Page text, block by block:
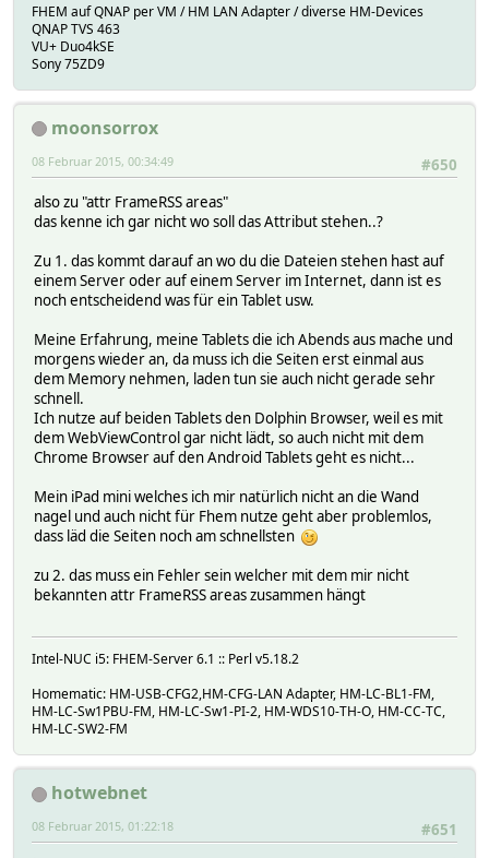
FHEM auf QNAP per VM / HM LAN Adapter / diverse HM-Devices
QNAP TVS 463
VU+ Duo4kSE
Sony 75ZD9
moonsorrox
#650
08 Februar 2015, 00:34:49
also zu "attr FrameRSS areas"
das kenne ich gar nicht wo soll das Attribut stehen..?
Zu 1. das kommt darauf an wo du die Dateien stehen hast auf
einem Server oder auf einem Server im Internet, dann ist es
noch entscheidend was für ein Tablet usw.
Meine Erfahrung, meine Tablets die ich Abends aus mache und
morgens wieder an, da muss ich die Seiten erst einmal aus
dem Memory nehmen, laden tun sie auch nicht gerade sehr
schnell.
Ich nutze auf beiden Tablets den Dolphin Browser, weil es mit
dem WebViewControl gar nicht lädt, so auch nicht mit dem
Chrome Browser auf den Android Tablets geht es nicht...
Mein iPad mini welches ich mir natürlich nicht an die Wand
nagel und auch nicht für Fhem nutze geht aber problemlos,
dass läd die Seiten noch am schnellsten
zu 2. das muss ein Fehler sein welcher mit dem mir nicht
bekannten attr FrameRSS areas zusammen hängt
Intel-NUC i5: FHEM-Server 6.1 :: Perl v5.18.2
Homematic: HM-USB-CFG2,HM-CFG-LAN Adapter, HM-LC-BL1-FM,
HM-LC-Sw1PBU-FM, HM-LC-Sw1-PI-2, HM-WDS10-TH-O, HM-CC-TC,
HM-LC-SW2-FM
hotwebnet
#651
08 Februar 2015, 01:22:18